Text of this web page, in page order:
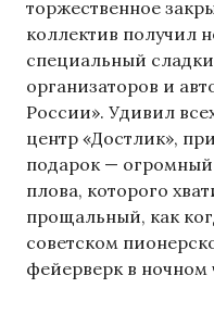
торжественное
коллектив получил
специальный
организаторов и
России». Удивил
центр «Достлик»,
подарок —
плова, которого
прощальный, как
советском
фейерверк в ночном